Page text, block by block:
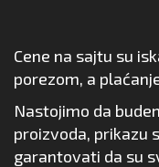
Cene na sajtu su
porezom, a
Nastojimo da
proizvoda, prikazu
garantovati da su